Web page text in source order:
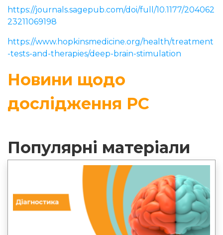
https://journals.sagepub.com/doi/full/10.1177/204062
23211069198
https://www.hopkinsmedicine.org/health/treatment
-tests-and-therapies/deep-brain-stimulation
Новини щодо
дослідження РС
Популярні матеріали